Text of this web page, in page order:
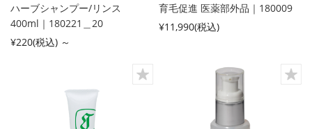
ハーブシャンプー/リンス
400ml｜180221＿20
¥220(税込) ～
育毛促進 医薬部外品｜180009
¥11,990(税込)